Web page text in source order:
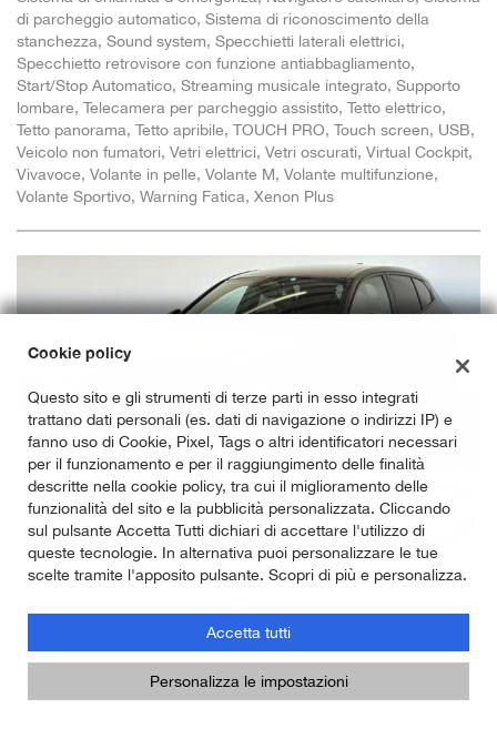
di parcheggio automatico, Sistema di riconoscimento della
stanchezza, Sound system, Specchietti laterali elettrici,
Specchietto retrovisore con funzione antiabbagliamento,
Start/Stop Automatico, Streaming musicale integrato, Supporto
lombare, Telecamera per parcheggio assistito, Tetto elettrico,
Tetto panorama, Tetto apribile, TOUCH PRO, Touch screen, USB,
Veicolo non fumatori, Vetri elettrici, Vetri oscurati, Virtual Cockpit,
Vivavoce, Volante in pelle, Volante M, Volante multifunzione,
Volante Sportivo, Warning Fatica, Xenon Plus
28.800 Euro
110 KW/150 CV
Cookie policy
Questo sito e gli strumenti di terze parti in esso integrati
trattano dati personali (es. dati di navigazione o indirizzi IP) e
fanno uso di Cookie, Pixel, Tags o altri identificatori necessari
per il funzionamento e per il raggiungimento delle finalità
descritte nella cookie policy, tra cui il miglioramento delle
funzionalità del sito e la pubblicità personalizzata. Cliccando
sul pulsante Accetta Tutti dichiari di accettare l'utilizzo di
queste tecnologie. In alternativa puoi personalizzare le tue
scelte tramite l'apposito pulsante. Scopri di più e personalizza.
Accetta tutti
Personalizza le impostazioni